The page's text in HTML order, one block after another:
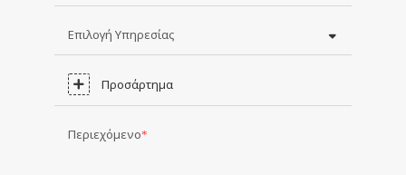
Επιλογή Υπηρεσίας
Προσάρτημα
Περιεχόμενο